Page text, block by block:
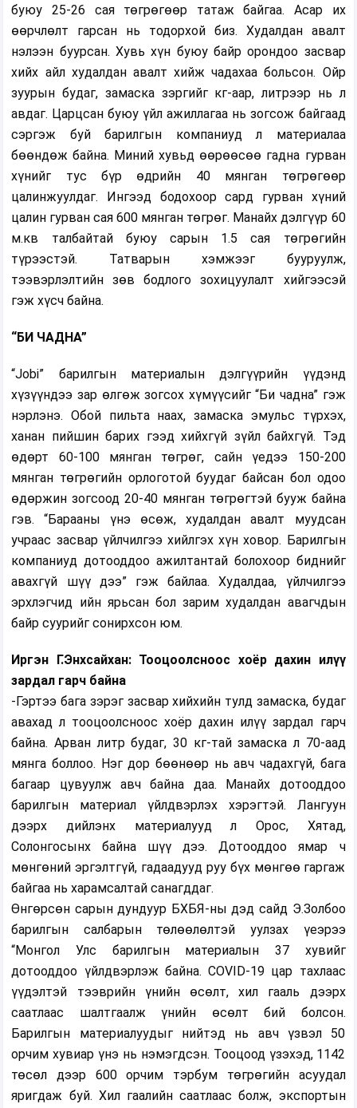
буюу 25-26 сая төгрөгөөр татаж байгаа. Асар их
өөрчлөлт гарсан нь тодорхой биз. Худалдан авалт
нэлээн буурсан. Хувь хүн буюу байр орондоо засвар
хийх айл худалдан авалт хийж чадахаа больсон. Ойр
зуурын будаг, замаска зэргийг кг-аар, литрээр нь л
авдаг. Царцсан буюу үйл ажиллагаа нь зогсож байгаад
сэргэж буй барилгын компаниуд л материалаа
бөөндөж байна. Миний хувьд өөрөөсөө гадна гурван
хүнийг тус бүр өдрийн 40 мянган төгрөгөөр
цалинжуулдаг. Ингээд бодохоор сард гурван хүний
цалин гурван сая 600 мянган төгрөг. Манайх дэлгүүр 60
м.кв талбайтай буюу сарын 1.5 сая төгрөгийн
түрээстэй. Татварын хэмжээг бууруулж,
тээвэрлэлтийн зөв бодлого зохицуулалт хийгээсэй
гэж хүсч байна.
“БИ ЧАДНА”
“Jobi” барилгын материалын дэлгүүрийн үүдэнд
хүзүүндээ зар өлгөж зогсох хүмүүсийг “Би чадна” гэж
нэрлэнэ. Обой пильта наах, замаска эмульс түрхэх,
ханан пийшин барих гээд хийхгүй зүйл байхгүй. Тэд
өдөрт 60-100 мянган төгрөг, сайн үедээ 150-200
мянган төгрөгийн орлоготой буудаг байсан бол одоо
өдөржин зогсоод 20-40 мянган төгрөгтэй бууж байна
гэв. “Барааны үнэ өсөж, худалдан авалт муудсан
учраас засвар үйлчилгээ хийлгэх хүн ховор. Барилгын
компаниуд дотооддоо ажилтантай болохоор биднийг
авахгүй шүү дээ” гэж байлаа. Худалдаа, үйлчилгээ
эрхлэгчид ийн ярьсан бол зарим худалдан авагчдын
байр суурийг сонирхсон юм.
Иргэн Г.Энхсайхан: Тооцоолсноос хоёр дахин илүү
зардал гарч байна
-Гэртээ бага зэрэг засвар хийхийн тулд замаска, будаг
авахад л тооцоолсноос хоёр дахин илүү зардал гарч
байна. Арван литр будаг, 30 кг-тай замаска л 70-аад
мянга боллоо. Нэг дор бөөнөөр нь авч чадахгүй, бага
багаар цувуулж авч байна даа. Манайх дотооддоо
барилгын материал үйлдвэрлэх хэрэгтэй. Лангуун
дээрх дийлэнх материалууд л Орос, Хятад,
Солонгосынх байна шүү дээ. Дотооддоо ямар ч
мөнгөний эргэлтгүй, гадаадууд руу бүх мөнгөө гаргаж
байгаа нь харамсалтай санагддаг.
Өнгөрсөн сарын дундуур БХБЯ-ны дэд сайд Э.Золбоо
барилгын салбарын төлөөлөлтэй уулзах үеэрээ
“Монгол Улс барилгын материалын 37 хувийг
дотооддоо үйлдвэрлэж байна. COVID-19 цар тахлаас
үүдэлтэй тээврийн үнийн өсөлт, хил гааль дээрх
саатлаас шалтгаалж үнийн өсөлт бий болсон.
Барилгын материалуудыг нийтэд нь авч үзвэл 50
орчим хувиар үнэ нь нэмэгдсэн. Тооцоод үзэхэд, 1142
төсөл дээр 600 орчим тэрбум төгрөгийн асуудал
яригдаж буй. Хил гаалийн саатлаас болж, экспортын